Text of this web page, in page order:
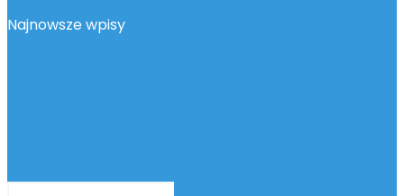
Najnowsze wpisy